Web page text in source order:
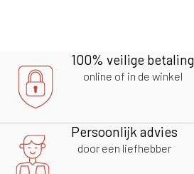
100% veilige betaling
online of in de winkel
Persoonlijk advies
door een liefhebber